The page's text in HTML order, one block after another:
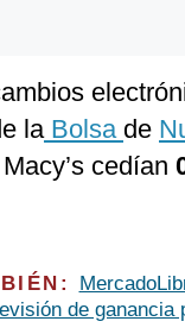
laBolsa de
cedían
de ganancia